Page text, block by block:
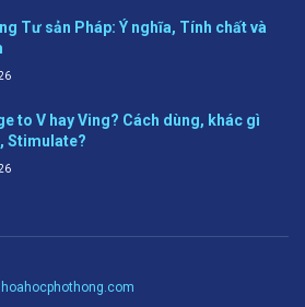
Tư sản Pháp: Ý nghĩa, Tính chất và
to V hay Ving? Cách dùng, khác gì
Stimulate?
hoahocphothong.com